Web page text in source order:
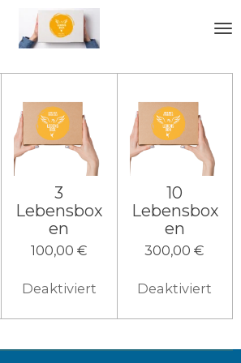
3
Lebensbox
en
100,00 €
Deaktiviert
10
Lebensbox
en
300,00 €
Deaktiviert